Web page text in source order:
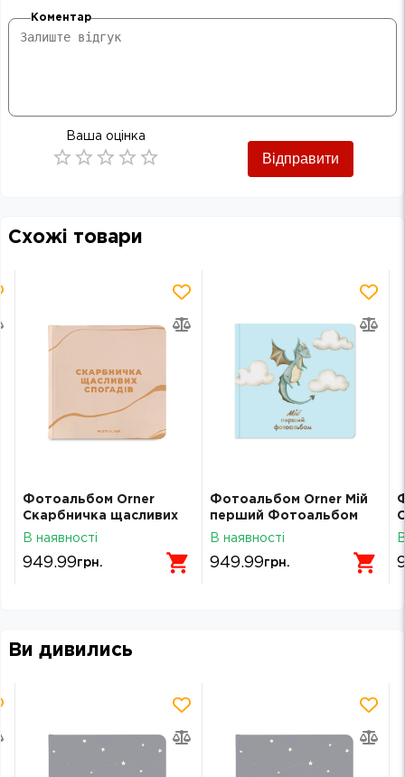
Коментар
Ваша оцінка
Відправити
Схожі товари
Фотоальбом Orner
Скарбничка щасливих
спогадів бежевий orner-
В наявності
949.99грн.
Фотоальбом Orner Мій
перший Фотоальбом
Дракончик orner-2120
В наявності
949.99грн.
Ви дивились